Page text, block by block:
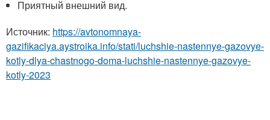
Приятный внешний вид.
Источник: https://avtonomnaya-
gazifikaciya.aystroika.info/stati/luchshie-nastennye-gazovye-
kotly-dlya-chastnogo-doma-luchshie-nastennye-gazovye-
kotly-2023